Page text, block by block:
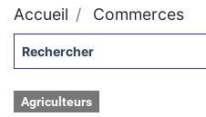
Accueil Commerces
Agriculteurs